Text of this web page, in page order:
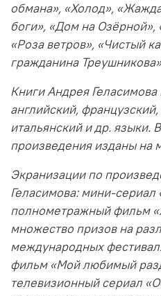
обмана», «Холод»,
боги», «Дом на Озёрной»,
«Роза ветров», «Чистый
гражданина
Книги Андрея
английский,
итальянский и др. языки.
произведения изданы на
Экранизации по
Геласимова: мини-
полнометражный фильм
множество призов на
международных
фильм «Мой любимый
телевизионный сериал